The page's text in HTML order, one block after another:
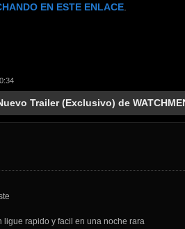
EN ESTE ENLACE.
Trailer (Exclusivo) de
ligue rapido y facil en una noche rara